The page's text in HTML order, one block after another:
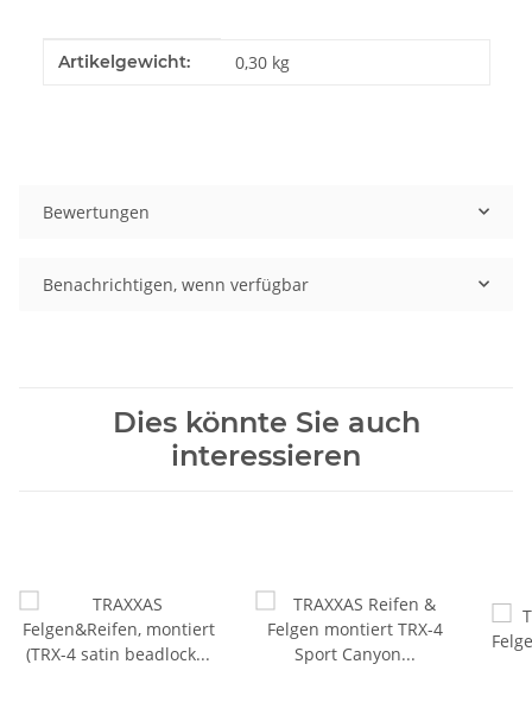
Produkteigenschaft
Wert
Artikelgewicht: 0,30 kg
Bewertungen
Benachrichtigen, wenn verfügbar
Dies könnte Sie auch
interessieren